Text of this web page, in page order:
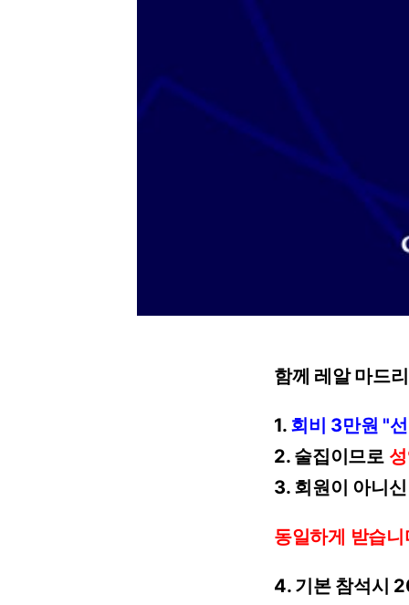
함께 레알 마드
1. 회비 3만원 "
2. 술집이므로
3. 회원이 아니신
동일하게 받습니
4. 기본 참석시